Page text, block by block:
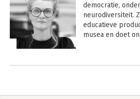
democratie,
neurodiversiteit.
educatieve
musea en doet